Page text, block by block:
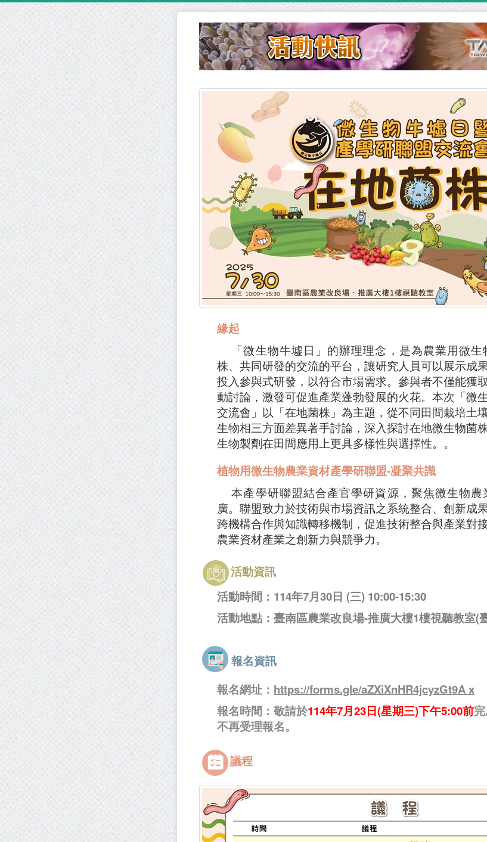
緣起
「微生物牛墟日」的辦理理念，是為農業用微生
株、共同研發的交流的平台，讓研究人員可以展示成
投入參與式研發，以符合市場需求。參與者不僅能獲
動討論，激發可促進產業蓬勃發展的火花。本次「微
交流會」以「在地菌株」為主題，從不同田間栽培土
生物相三方面差異著手討論，深入探討在地微生物菌
生物製劑在田間應用上更具多樣性與選擇性。。
植物用微生物農業資材產學研聯盟-凝聚共識
本產學研聯盟結合產官學研資源，聚焦微生物農
廣。聯盟致力於技術與市場資訊之系統整合、創新成
跨機構合作與知識轉移機制，促進技術整合與產業對
農業資材產業之創新力與競爭力。
活動資訊
活動時間：114年7月30日 (三) 10:00-15:30
活動地點：臺南區農業改良場-推廣大樓1樓視聽教室(
報名資訊
報名網址： https://forms.gle/aZXiXnHR4jcyzGt9A x
報名時間：敬請於114年7月23日(星期三)下午5:00前
不再受理報名。
議程